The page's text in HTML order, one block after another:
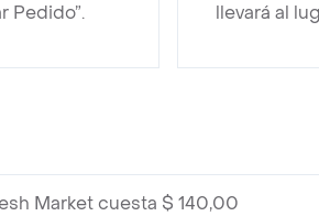
Pedido”.
llevará al
Market cuesta $ 140,00